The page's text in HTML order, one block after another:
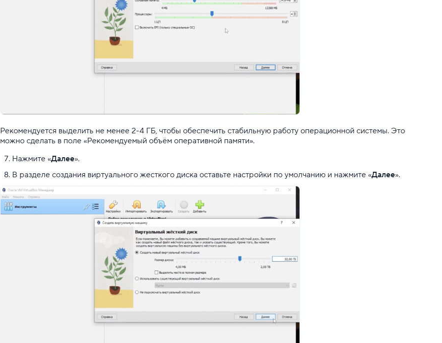
Рекомендуется выделить не менее 2-4 ГБ, чтобы обеспечить стабильную работу операционной системы. Это
можно сделать в поле «Рекомендуемый объём оперативной памяти».
Нажмите «Далее».
В разделе создания виртуального жесткого диска оставьте настройки по умолчанию и нажмите «Далее».